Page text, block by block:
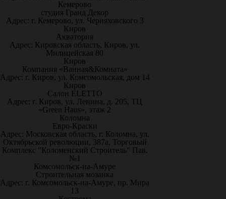
Кемерово
студия Гранд Декор
Адрес: г. Кемерово, ул. Черняховского 3
Киров
Акватория
Адрес: Кировская область, Киров, ул.
Милицейская 80
Киров
Компания «Ванная&Комната»
Адрес: г. Киров, ул. Комсомольская, дом 14
Киров
Салон ELETTO
Адрес: г. Киров, ул. Ленина, д. 205, ТЦ
«Green Haus», этаж 2
Коломна
Евро-Краски
Адрес: Московская область, г. Коломна, ул.
Октябрьской революции, 387а, Торговый
Комплекс "Коломенский Строитель" Пав.
№1
Комсомольск-на-Амуре
Строительная мозаика
Адрес: г. Комсомольск-на-Амуре, пр. Мира
13